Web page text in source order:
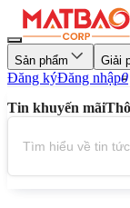
Sản phẩm Giải
Đăng kýĐăng nhập0
Tin khuyến mãi